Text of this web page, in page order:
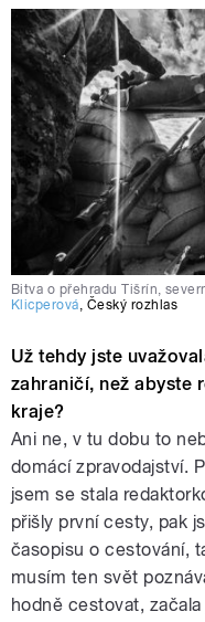
Bitva o přehradu Tišrín,
Klicperová, Český rozhlas
Už tehdy jste
zahraničí, než abyste
kraje?
Ani ne, v tu dobu to
domácí zpravodajství.
jsem se stala
přišly první cesty, pak
časopisu o cestování,
musím ten svět
hodně cestovat,